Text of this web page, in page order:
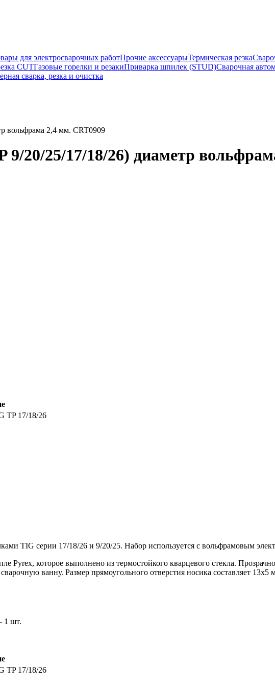
для электросварочных работПрочие аксессуарыТермическая резка
CUTГазовые горелки и резакиПриварка шпилек (STUD)Сварочная
сварка, резка и очистка
вольфрама 2,4 мм. CRT0909
20/25/17/18/26) диаметр
TP 17/18/26
TIG серии 17/18/26 и 9/20/25. Набор используется с вольфрамовым
Pyrex, которое выполнено из термостойкого кварцевого стекла.
ванну. Размер прямоугольного отверстия носика составляет 13х5
1 шт.
TP 17/18/26